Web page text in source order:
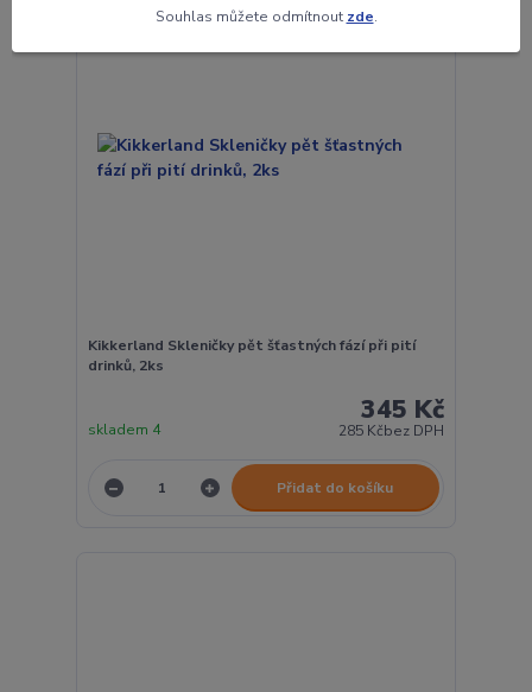
Kikkerland Skleničky pět šťastných fází při pití
drinků, 2ks
345 Kč
285 Kčbez DPH
skladem 4
Přidat do košíku
Souhlas můžete odmítnout zde.